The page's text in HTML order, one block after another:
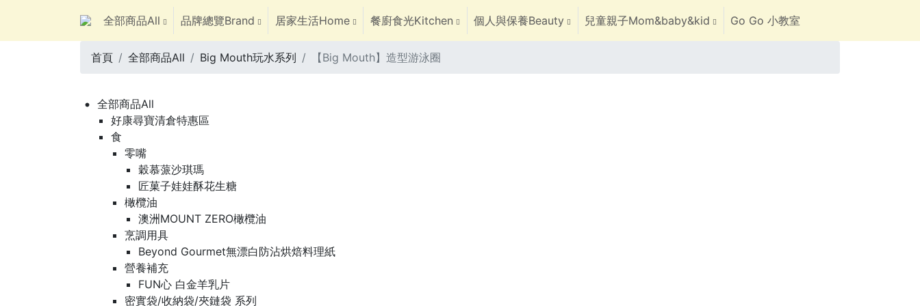
全部商品All 品牌總覽Brand 居家生活Home 餐廚食光Kitchen 個人與保養Beauty 兒童親子Mom&baby&kid Go Go 小教室
首頁 全部商品All Big Mouth玩水系列 【Big Mouth】造型游泳圈
全部商品All
好康尋寶清倉特惠區
食
零嘴
穀慕蒎沙琪瑪
匠菓子娃娃酥花生糖
橄欖油
澳洲MOUNT ZERO橄欖油
烹調用具
Beyond Gourmet無漂白防沾烘焙料理紙
營養補充
FUN心 白金羊乳片
密實袋/收納袋/夾鏈袋 系列